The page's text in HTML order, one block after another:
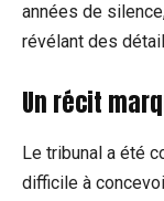
années de
révélant des
Un récit
Le tribunal a été
difficile à